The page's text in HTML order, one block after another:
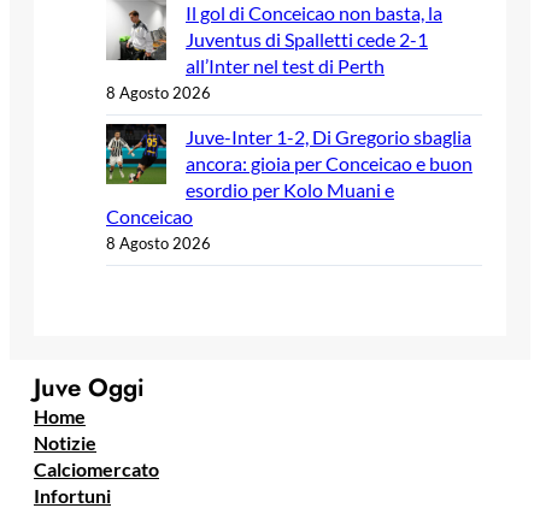
Il gol di Conceicao non basta, la
Juventus di Spalletti cede 2-1
all’Inter nel test di Perth
8 Agosto 2026
Juve-Inter 1-2, Di Gregorio sbaglia
ancora: gioia per Conceicao e buon
esordio per Kolo Muani e
Conceicao
8 Agosto 2026
Juve Oggi
Home
Notizie
Calciomercato
Infortuni